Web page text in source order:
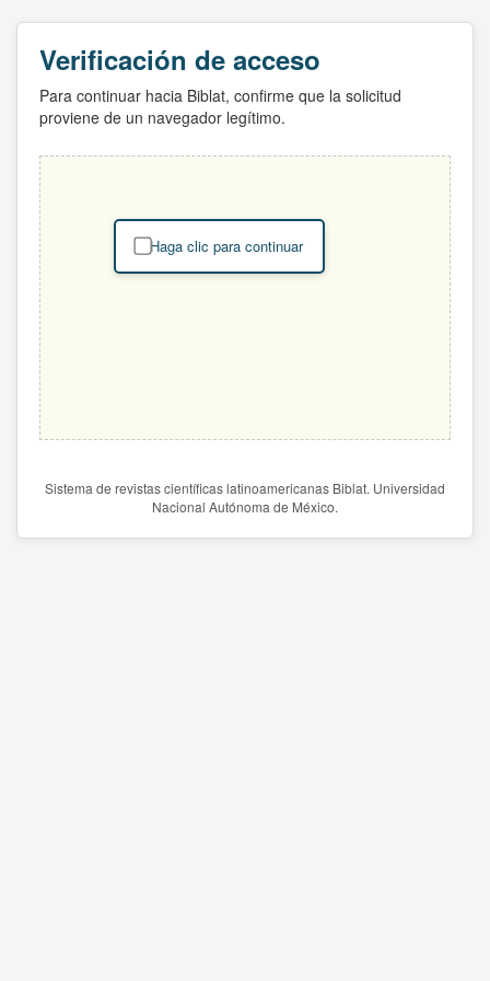
Verificación de acceso
Para continuar hacia Biblat, confirme que la solicitud
proviene de un navegador legítimo.
Haga clic para continuar
Sistema de revistas científicas latinoamericanas Biblat. Universidad
Nacional Autónoma de México.